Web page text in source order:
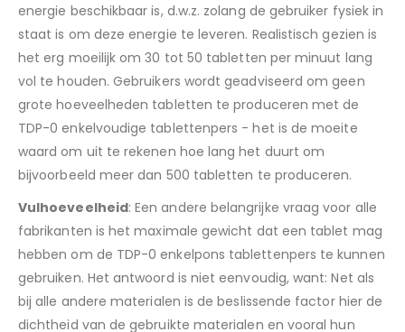
energie beschikbaar is, d.w.z. zolang de gebruiker fysiek in
staat is om deze energie te leveren. Realistisch gezien is
het erg moeilijk om 30 tot 50 tabletten per minuut lang
vol te houden. Gebruikers wordt geadviseerd om geen
grote hoeveelheden tabletten te produceren met de
TDP-0 enkelvoudige tablettenpers - het is de moeite
waard om uit te rekenen hoe lang het duurt om
bijvoorbeeld meer dan 500 tabletten te produceren.
Vulhoeveelheid: Een andere belangrijke vraag voor alle
fabrikanten is het maximale gewicht dat een tablet mag
hebben om de TDP-0 enkelpons tablettenpers te kunnen
gebruiken. Het antwoord is niet eenvoudig, want: Net als
bij alle andere materialen is de beslissende factor hier de
dichtheid van de gebruikte materialen en vooral hun